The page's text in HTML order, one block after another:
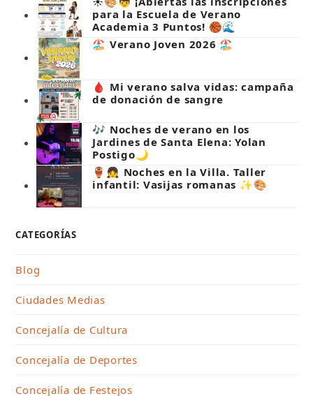
para la Escuela de Verano
Academia 3 Puntos! 🏀🌊
🏖️ Verano Joven 2026 🏖️
🩸 Mi verano salva vidas: campaña
de donación de sangre
🎶 Noches de verano en los
Jardines de Santa Elena: Yolan
Postigo🌙
🏺👧 Noches en la Villa. Taller
infantil: Vasijas romanas ✨🎨
CATEGORÍAS
Blog
Ciudades Medias
Concejalía de Cultura
Concejalía de Deportes
Concejalía de Festejos